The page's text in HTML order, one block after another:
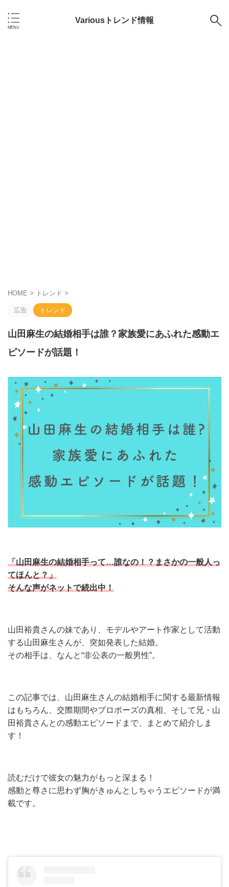
Variousトレンド情報
HOME > トレンド >
広告 トレンド
山田麻生の結婚相手は誰？家族愛にあふれた感動エ
ピソードが話題！
「山田麻生の結婚相手って…誰なの！？まさかの一般人っ
てほんと？」
そんな声がネットで続出中！
山田裕貴さんの妹であり、モデルやアート作家として活動
する山田麻生さんが、突如発表した結婚。
その相手は、なんと“非公表の一般男性”。
この記事では、山田麻生さんの結婚相手に関する最新情報
はもちろん、交際期間やプロポーズの真相、そして兄・山
田裕貴さんとの感動エピソードまで、まとめて紹介しま
す！
読むだけで彼女の魅力がもっと深まる！
感動と尊さに思わず胸がきゅんとしちゃうエピソードが満
載です。